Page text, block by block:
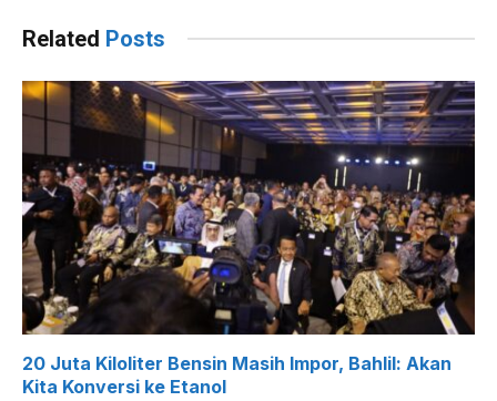
Related Posts
20 Juta Kiloliter Bensin Masih Impor, Bahlil: Akan
Kita Konversi ke Etanol